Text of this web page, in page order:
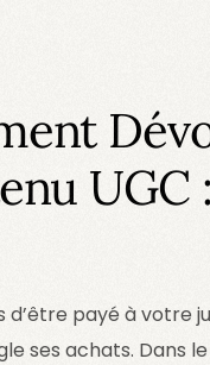
UGC
payé à votre
ses achats. Dans